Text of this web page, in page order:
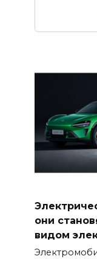
они
видом